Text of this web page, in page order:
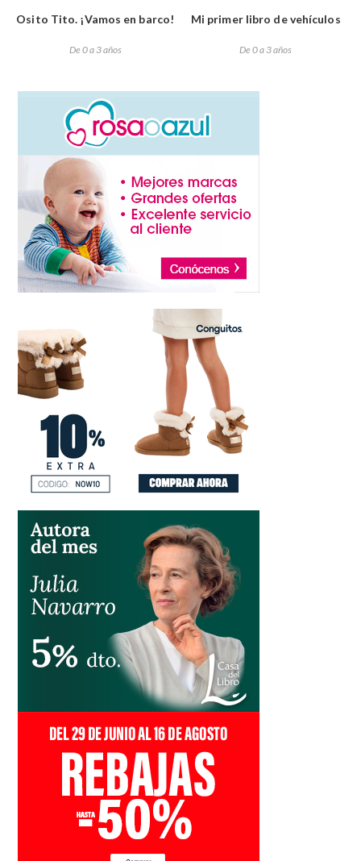
Osito Tito. ¡Vamos en barco!
De 0 a 3 años
Mi primer libro de vehículos
De 0 a 3 años